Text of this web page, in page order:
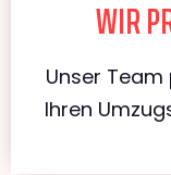
WIR
Unser
Ihren